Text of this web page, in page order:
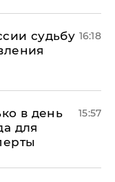
судьбу 16:18
в день
для
15:57